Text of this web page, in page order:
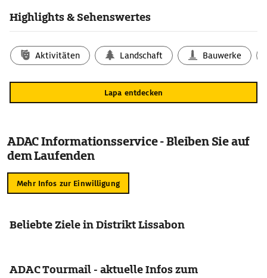
Highlights & Sehenswertes
Aktivitäten Landschaft Bauwerke
Lapa entdecken
ADAC Informationsservice - Bleiben Sie auf
dem Laufenden
Mehr Infos zur Einwilligung
Beliebte Ziele in Distrikt Lissabon
ADAC Tourmail - aktuelle Infos zum